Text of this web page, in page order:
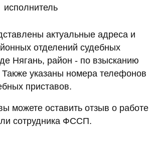
исполнитель
актуальные адреса и
отделений судебных
Нягань, район - по взысканию
указаны номера телефонов
приставов.
можете оставить отзыв о работе
сотрудника ФССП.